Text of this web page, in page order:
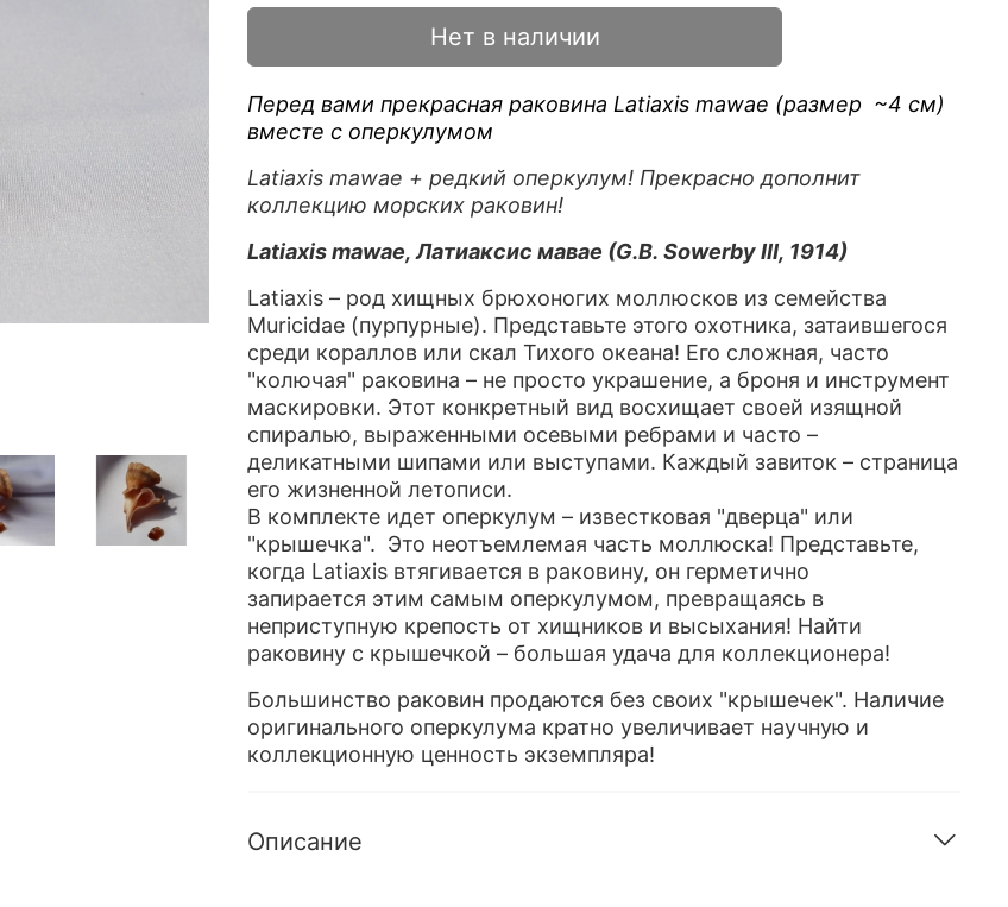
Нет в наличии
Перед вами прекрасная раковина Latiaxis mawae (размер ~4 см)
вместе с оперкулумом
Latiaxis mawae + редкий оперкулум! Прекрасно дополнит
коллекцию морских раковин!
Latiaxis mawae, Латиаксис мавае (G.B. Sowerby III, 1914)
Latiaxis – род хищных брюхоногих моллюсков из семейства
Muricidae (пурпурные). Представьте этого охотника, затаившегося
среди кораллов или скал Тихого океана! Его сложная, часто
"колючая" раковина – не просто украшение, а броня и инструмент
маскировки. Этот конкретный вид восхищает своей изящной
спиралью, выраженными осевыми ребрами и часто –
деликатными шипами или выступами. Каждый завиток – страница
его жизненной летописи.
В комплекте идет оперкулум – известковая "дверца" или
"крышечка". Это неотъемлемая часть моллюска! Представьте,
когда Latiaxis втягивается в раковину, он герметично
запирается этим самым оперкулумом, превращаясь в
неприступную крепость от хищников и высыхания! Найти
раковину с крышечкой – большая удача для коллекционера!
Большинство раковин продаются без своих "крышечек". Наличие
оригинального оперкулума кратно увеличивает научную и
коллекционную ценность экземпляра!
Описание